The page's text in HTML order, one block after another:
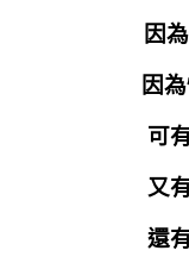
因
因
可
又
還